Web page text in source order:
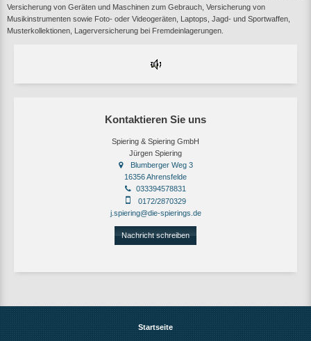
Kontaktieren Sie uns
Spiering & Spiering GmbH
Jürgen Spiering
Blumberger Weg 3
16356 Ahrensfelde
033394578831
0172/2870329
j.spiering@die-spierings.de
Nachricht schreiben
Versicherung von Geräten und Maschinen zum Gebrauch, Versicherung von
Musikinstrumenten sowie Foto- oder Videogeräten, Laptops, Jagd- und Sportwaffen,
Musterkollektionen, Lagerversicherung bei Fremdeinlagerungen.
Startseite